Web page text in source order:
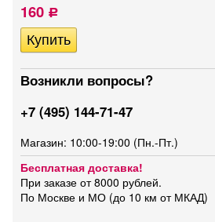
160 Р
Возникли вопросы?
+7 (495) 144-71-47
Магазин: 10:00-19:00 (Пн.-Пт.)
Бесплатная доставка!
При заказе от 8000 рублей.
По Москве и МО (до 10 км от МКАД)